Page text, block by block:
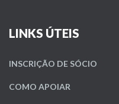
LINKS ÚTEIS
INSCRIÇÃO DE SÓCIO
COMO APOIAR